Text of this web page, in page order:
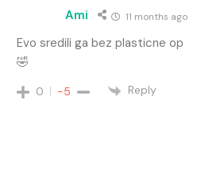
Ami 11 months ago
Evo sredili ga bez plasticne op
🤣
0 -5 Reply